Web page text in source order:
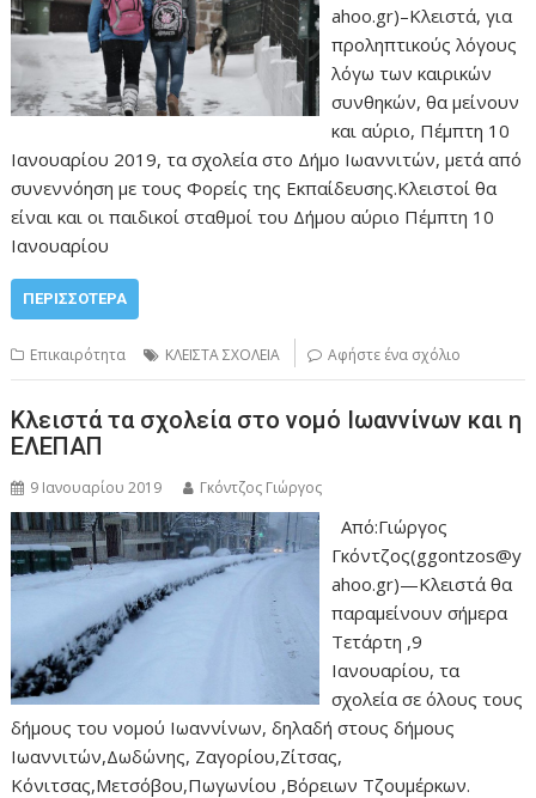
ahoo.gr)–Κλειστά, για
προληπτικούς λόγους
λόγω των καιρικών
συνθηκών, θα μείνουν
και αύριο, Πέμπτη 10
Ιανουαρίου 2019, τα σχολεία στο Δήμο Ιωαννιτών, μετά από
συνεννόηση με τους Φορείς της Εκπαίδευσης.Κλειστοί θα
είναι και οι παιδικοί σταθμοί του Δήμου αύριο Πέμπτη 10
Ιανουαρίου
ΠΕΡΙΣΣΌΤΕΡΑ
Επικαιρότητα ΚΛΕΙΣΤΑ ΣΧΟΛΕΙΑ Αφήστε ένα σχόλιο
Κλειστά τα σχολεία στο νομό Ιωαννίνων και η
ΕΛΕΠΑΠ
9 Ιανουαρίου 2019 Γκόντζος Γιώργος
Από:Γιώργος
Γκόντζος(ggontzos@y
ahoo.gr)—Κλειστά θα
παραμείνουν σήμερα
Τετάρτη ,9
Ιανουαρίου, τα
σχολεία σε όλους τους
δήμους του νομού Ιωαννίνων, δηλαδή στους δήμους
Ιωαννιτών,Δωδώνης, Ζαγορίου,Ζίτσας,
Κόνιτσας,Μετσόβου,Πωγωνίου ,Βόρειων Τζουμέρκων.